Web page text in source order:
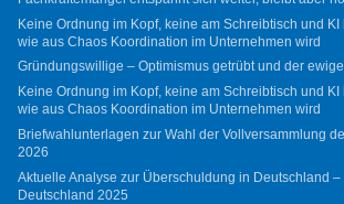
Keine Ordnung im Kopf, keine am Schreibtisch und
wie aus Chaos Koordination im Unternehmen wird
Gründungswillige – Optimismus getrübt und der
Keine Ordnung im Kopf, keine am Schreibtisch und
wie aus Chaos Koordination im Unternehmen wird
Briefwahlunterlagen zur Wahl der Vollversammlung
2026
Aktuelle Analyse zur Überschuldung in Deutschland
Deutschland 2025